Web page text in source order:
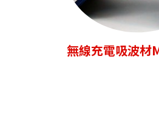
鐵氧體吸波材
NFC / RFID 吸波
高溫銀銅導電漆
無線充電吸波材